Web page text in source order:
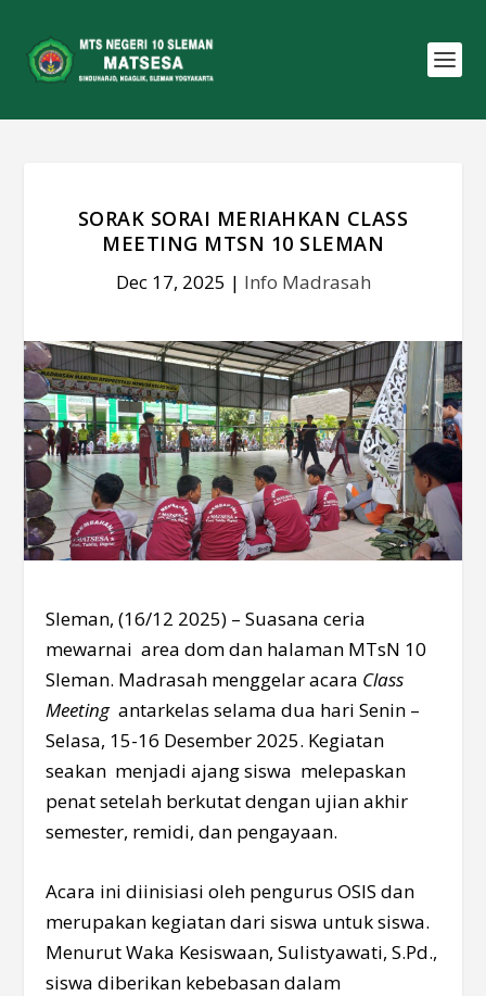
SORAK SORAI MERIAHKAN CLASS
MEETING MTSN 10 SLEMAN
Dec 17, 2025 | Info Madrasah
Sleman, (16/12 2025) – Suasana ceria
mewarnai area dom dan halaman MTsN 10
Sleman. Madrasah menggelar acara Class
Meetingantarkelas selama dua hari Senin –
Selasa, 15-16 Desember 2025. Kegiatan
seakan menjadi ajang siswa melepaskan
penat setelah berkutat dengan ujian akhir
semester, remidi, dan pengayaan.
Acara ini diinisiasi oleh pengurus OSIS dan
merupakan kegiatan dari siswa untuk siswa.
Menurut Waka Kesiswaan, Sulistyawati, S.Pd.,
siswa diberikan kebebasan dalam